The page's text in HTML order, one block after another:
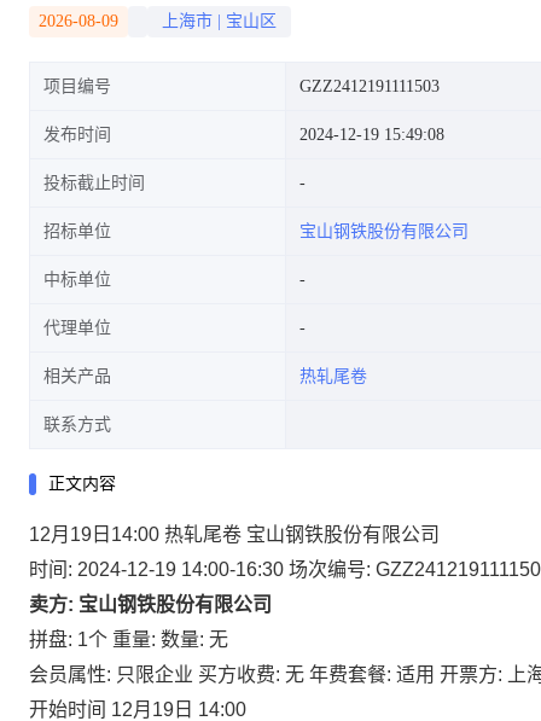
2026-08-09 上海市 宝山区
项目编号 GZZ2412191111503
发布时间 2024-12-19 15:49:08
投标截止时间
招标单位 宝山钢铁股份有限公司
中标单位
代理单位
相关产品 热轧尾卷
联系方式
正文内容
12月19日14:00 热轧尾卷 宝山钢铁股份有限公司
时间: 2024-12-19 14:00-16:30 场次编号:
卖方: 宝山钢铁股份有限公司
拼盘: 1个 重量: 数量: 无
会员属性: 只限企业 买方收费: 无 年费套餐: 适用 开票方: 上
开始时间 12月19日 14:00